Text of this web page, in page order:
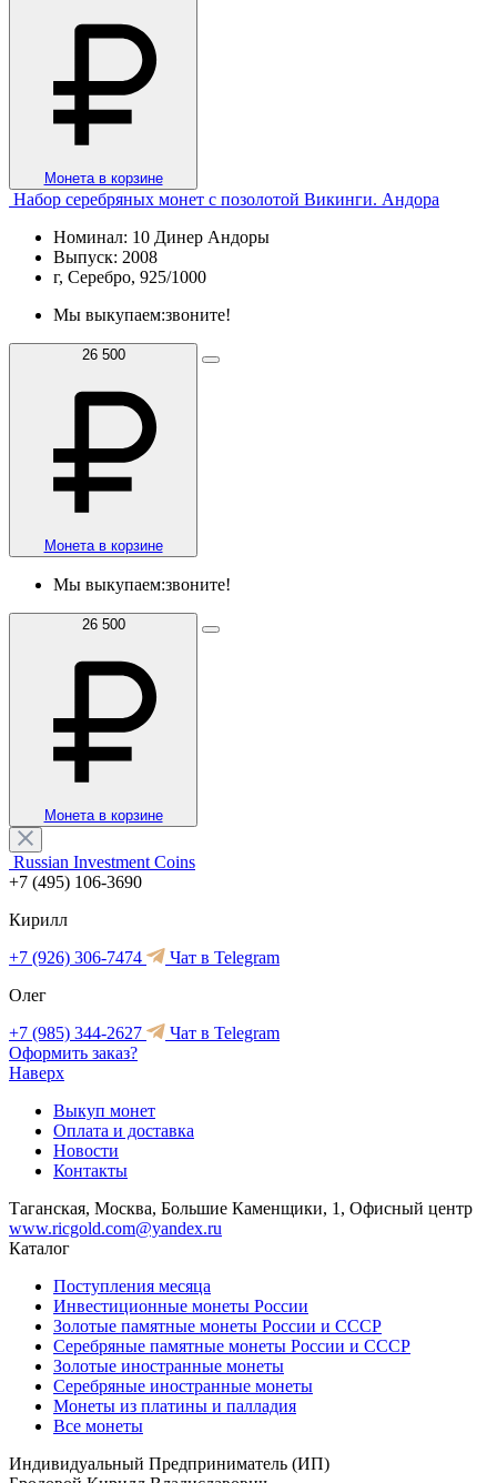
Монета в корзине
Набор серебряных монет с позолотой Викинги. Андора
Номинал: 10 Динер Андоры
Выпуск: 2008
г, Серебро, 925/1000
Мы выкупаем:звоните!
26 500
Монета в корзине
Мы выкупаем:звоните!
26 500
Монета в корзине
Russian Investment Coins
+7 (495) 106-3690
Кирилл
+7 (926) 306-7474
Чат в Telegram
Олег
+7 (985) 344-2627
Чат в Telegram
Оформить заказ?
Наверх
Выкуп монет
Оплата и доставка
Новости
Контакты
Таганская, Москва, Большие Каменщики, 1, Офисный центр
www.ricgold.com@yandex.ru
Каталог
Поступления месяца
Инвестиционные монеты России
Золотые памятные монеты России и СССР
Серебряные памятные монеты России и СССР
Золотые иностранные монеты
Серебряные иностранные монеты
Монеты из платины и палладия
Все монеты
Индивидуальный Предприниматель (ИП)